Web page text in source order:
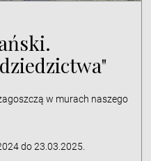
w murach naszego
do 23.03.2025.